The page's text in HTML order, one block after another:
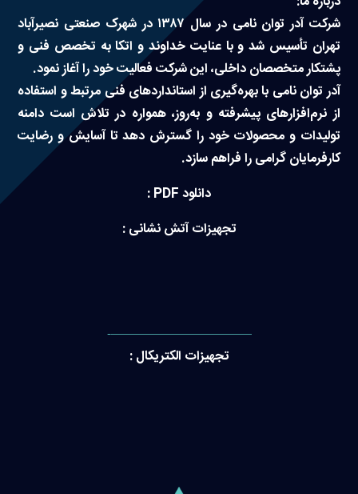
آدرفان
شرکت آدر توان نامی در سال ۱۳۸۷ در شهرک صنعتی نصیرآباد
تهران تأسیس شد و با عنایت خداوند و اتکا به تخصص فنی و
پشتکار متخصصان داخلی، این شرکت فعالیت خود را آغاز نمود.
آدر توان نامی با بهره‌گیری از استانداردهای فنی مرتبط و استفاده
از نرم‌افزارهای پیشرفته و به‌روز، همواره در تلاش است دامنه
تولیدات و محصولات خود را گسترش دهد تا آسایش و رضایت
کارفرمایان گرامی را فراهم سازد.
دانلود PDF :
تجهیزات آتش نشانی :
———————————-
تجهیزات الکتریکال :